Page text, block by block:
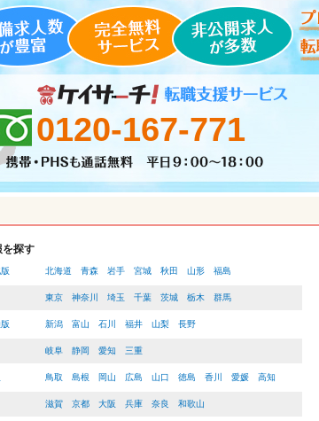
0120-167-771
を探す
北海道 青森 岩手 宮城 秋田 山形 福島
東京 神奈川 埼玉 千葉 茨城 栃木 群馬
新潟 富山 石川 福井 山梨 長野
岐阜 静岡 愛知 三重
鳥取 島根 岡山 広島 山口 徳島 香川 愛媛 高知
滋賀 京都 大阪 兵庫 奈良 和歌山